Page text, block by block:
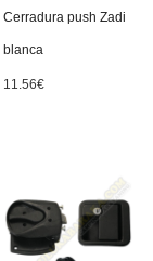
Cerradura push Zadi
blanca
11.56€